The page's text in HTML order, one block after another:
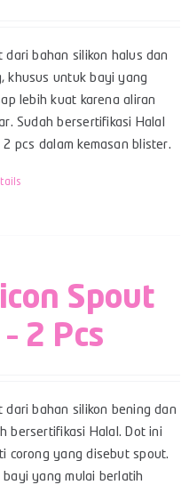
dari bahan silikon halus dan
khusus untuk bayi yang
lebih kuat karena aliran
Sudah bersertifikasi Halal
pcs dalam kemasan blister.
Spout
2 Pcs
dari bahan silikon bening dan
bersertifikasi Halal. Dot ini
corong yang disebut spout.
bayi yang mulai berlatih